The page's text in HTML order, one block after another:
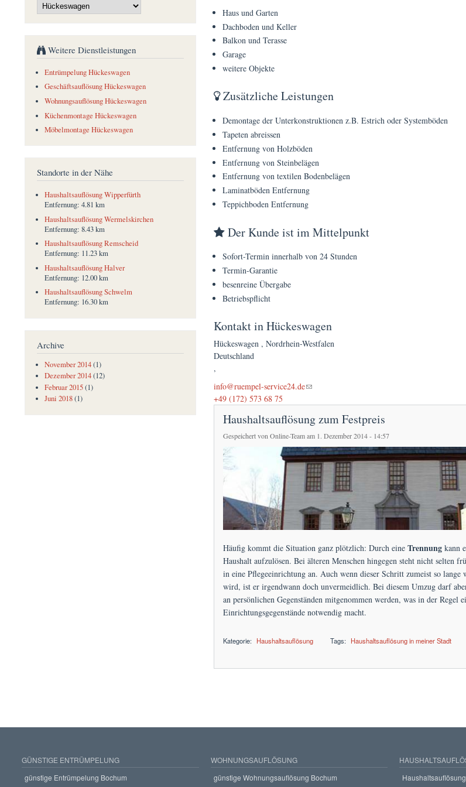
Haus und Garten
Dachboden und Keller
Balkon und Terasse
Garage
weitere Objekte
Zusätzliche Leistungen
Demontage der Unterkonstruktionen z.B. Estrich oder Systemböden
Tapeten abreissen
Entfernung von Holzböden
Entfernung von Steinbelägen
Entfernung von textilen Bodenbelägen
Laminatböden Entfernung
Teppichboden Entfernung
Der Kunde ist im Mittelpunkt
Sofort-Termin innerhalb von 24 Stunden
Termin-Garantie
besenreine Übergabe
Betriebspflicht
Kontakt in Hückeswagen
Hückeswagen , Nordrhein-Westfalen
Deutschland
,
info@ruempel-service24.de
(link sends e-mail)
+49 (172) 573 68 75
Haushaltsauflösung zum Festpreis
Gespeichert vonOnline-Teamam 1. Dezember 2014 - 14:57
Häufig kommt die Situation ganz plötzlich: Durch eine Trennungkann
Haushalt aufzulösen. Bei älteren Menschen hingegen steht nicht selten
in eine Pflegeeinrichtung an. Auch wenn dieser Schritt zumeist so lange
wird, ist er irgendwann doch unvermeidlich. Bei diesem Umzug darf
an persönlichen Gegenständen mitgenommen werden, was in der Regel
Einrichtungsgegenstände notwendig macht.
Kategorie: Haushaltsauflösung Tags: Haushaltsauflösung in meiner Stadt
Weitere Dienstleistungen
Entrümpelung Hückeswagen
Geschäftsauflösung Hückeswagen
Wohnungsauflösung Hückeswagen
Küchenmontage Hückeswagen
Möbelmontage Hückeswagen
Standorte in der Nähe
Haushaltsauflösung Wipperfürth
Entfernung: 4.81 km
Haushaltsauflösung Wermelskirchen
Entfernung: 8.43 km
Haushaltsauflösung Remscheid
Entfernung: 11.23 km
Haushaltsauflösung Halver
Entfernung: 12.00 km
Haushaltsauflösung Schwelm
Entfernung: 16.30 km
Archive
November 2014(1)
Dezember 2014(12)
Februar 2015(1)
Juni 2018(1)
GÜNSTIGE ENTRÜMPELUNG
günstige Entrümpelung Bochum
WOHNUNGSAUFLÖSUNG
günstige Wohnungsauflösung Bochum